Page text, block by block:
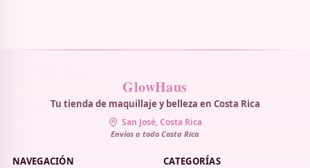
GlowHaus
Tu tienda de maquillaje y belleza en Costa Rica
San José, Costa Rica
Envíos a todo Costa Rica
NAVEGACIÓN
CATEGORÍAS